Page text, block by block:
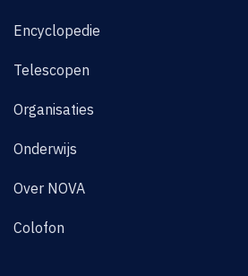
Encyclopedie
Telescopen
Organisaties
Onderwijs
Over NOVA
Colofon